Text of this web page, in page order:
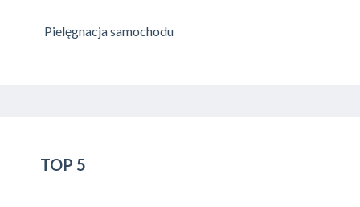
Pielęgnacja samochodu
TOP 5